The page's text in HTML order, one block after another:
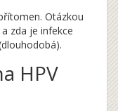
Otázkou
zda je infekce
HPV